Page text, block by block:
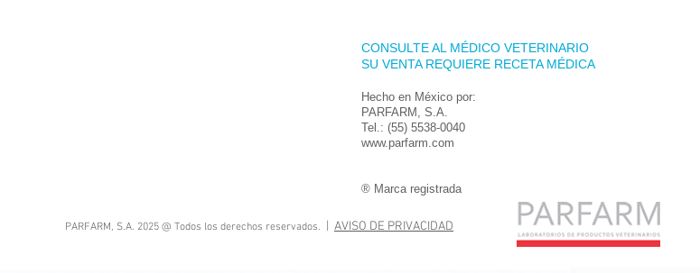
CONSULTE AL MÉDICO VETERINARIO
SU VENTA REQUIERE RECETA MÉDICA
Hecho en México por:
PARFARM, S.A.
Tel.: (55) 5538-0040
www.parfarm.com
® Marca registrada
PARFARM, S.A. 2025 @ Todos los derechos reservados. AVISO DE PRIVACIDAD